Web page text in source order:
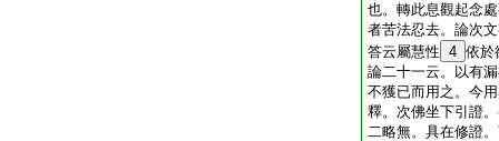
也。轉此息觀起念
者苦法忍去。論次
答云屬慧性 4 依於
論二十一云。以有
不獲已而用之。今
釋。次佛坐下引證
二略無。具在修證